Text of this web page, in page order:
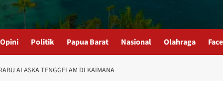
Opini Politik Papua Barat Nasional Olahraga
ALASKA TENGGELAM DI KAIMANA